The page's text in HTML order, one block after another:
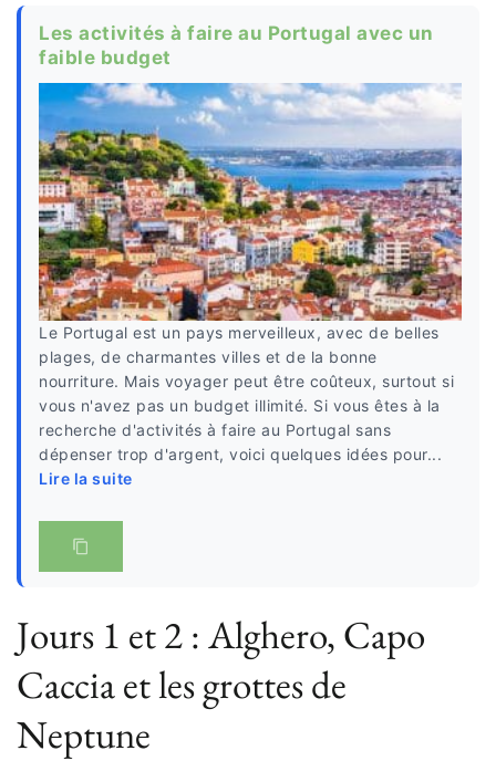
Les activités à faire au Portugal avec un
faible budget
Le Portugal est un pays merveilleux, avec de belles
plages, de charmantes villes et de la bonne
nourriture. Mais voyager peut être coûteux, surtout si
vous n'avez pas un budget illimité. Si vous êtes à la
recherche d'activités à faire au Portugal sans
dépenser trop d'argent, voici quelques idées pour...
Lire la suite
Jours 1 et 2 : Alghero, Capo
Caccia et les grottes de
Neptune